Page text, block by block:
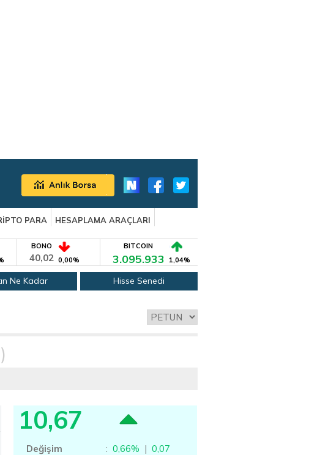
PARA
HESAPLAMA ARAÇLARI
BONO
40,02 0,00%
BITCOIN
3.095.933 1,04%
Ne Kadar Hisse Senedi
10,67
Değişim : 0,66% | 0,07